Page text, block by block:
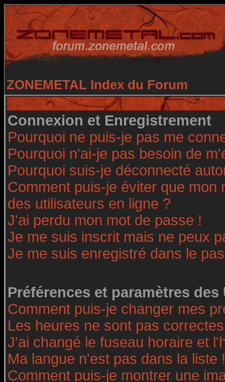
ZONEMETAL Index du Forum
Connexion et Enregistrement
Pourquoi ne puis-je pas me
Pourquoi n'ai-je pas besoin de
Pourquoi suis-je déconnecté
Comment puis-je éviter que
des utilisateurs en ligne ?
J'ai perdu mon mot de passe !
Je me suis inscrit mais ne peux
Je me suis enregistré dans le
Préférences et paramètres
Comment puis-je changer mes
Les heures ne sont pas
J'ai changé le fuseau horaire et
Ma langue n'est pas dans la liste !
Comment puis-je montrer une